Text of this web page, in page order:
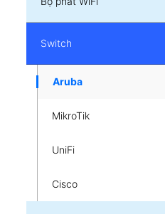
Switch
Aruba
MikroTik
UniFi
Cisco